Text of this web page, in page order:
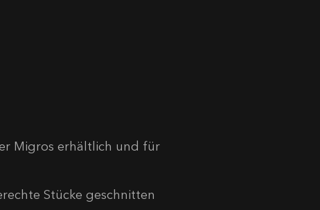
Migros erhältlich und für
Stücke geschnitten